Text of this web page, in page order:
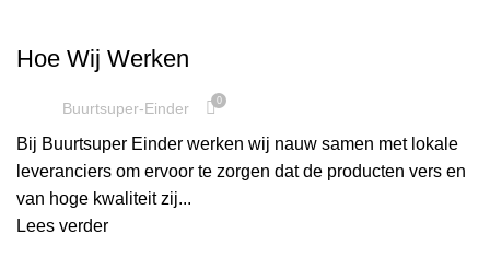
Hoe Wij Werken
Buurtsuper-Einder 0
Bij Buurtsuper Einder werken wij nauw samen met lokale
leveranciers om ervoor te zorgen dat de producten vers en
van hoge kwaliteit zij...
Lees verder